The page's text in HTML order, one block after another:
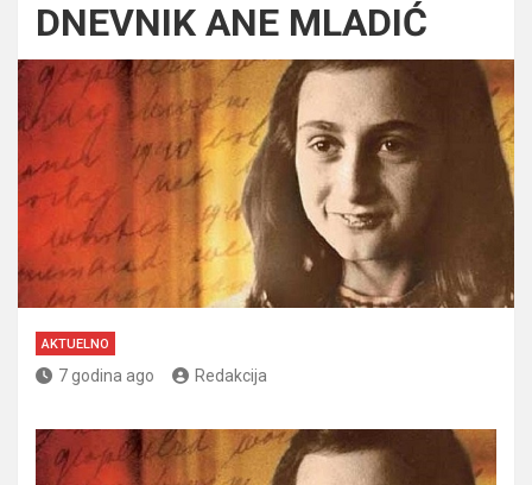
DNEVNIK ANE MLADIĆ
AKTUELNO
7 godina ago Redakcija